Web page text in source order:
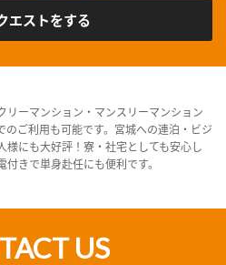
エストをする
リーマンション・マンスリーマンション
ご利用も可能です。宮城への連泊・ビジ
様にも大好評！寮・社宅としても安心し
きで単身赴任にも便利です。
US